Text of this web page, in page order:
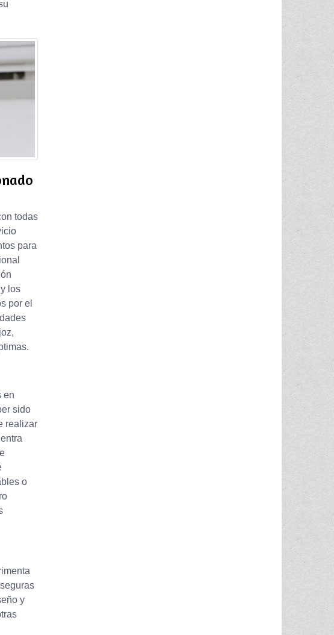
todas
para
los
por el
en
sido
realizar
o
y